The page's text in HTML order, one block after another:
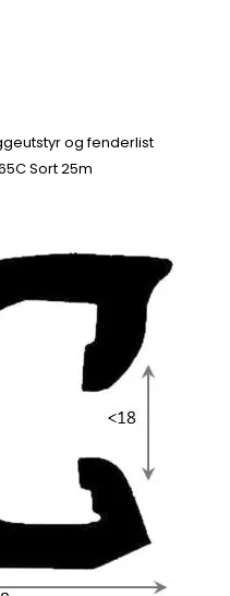
og fenderlist
Sort 25m